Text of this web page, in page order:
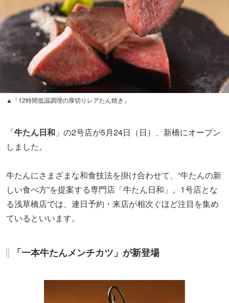
▲「12時間低温調理の厚切りレアたん焼き」
「牛たん日和 」の2号店が5月24日（日）、新橋にオープン
しました。
牛たんにさまざまな和食技法を掛け合わせて、“牛たんの新
しい食べ方”を提案する専門店「牛たん日和」。1号店とな
る浅草橋店では、連日予約・来店が相次ぐほど注目を集め
ているといいます。
「一本牛たんメンチカツ」が新登場